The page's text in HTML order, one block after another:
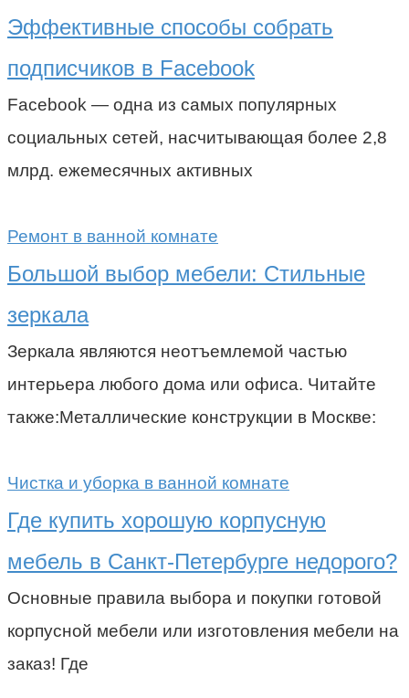
Эффективные способы собрать
подписчиков в Facebook
Facebook — одна из самых популярных
социальных сетей, насчитывающая более 2,8
млрд. ежемесячных активных
Ремонт в ванной комнате
Большой выбор мебели: Стильные
зеркала
Зеркала являются неотъемлемой частью
интерьера любого дома или офиса. Читайте
также:Металлические конструкции в Москве:
Чистка и уборка в ванной комнате
Где купить хорошую корпусную
мебель в Санкт-Петербурге недорого?
Основные правила выбора и покупки готовой
корпусной мебели или изготовления мебели на
заказ! Где